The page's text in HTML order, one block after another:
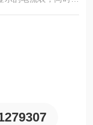
面板，具有外形美